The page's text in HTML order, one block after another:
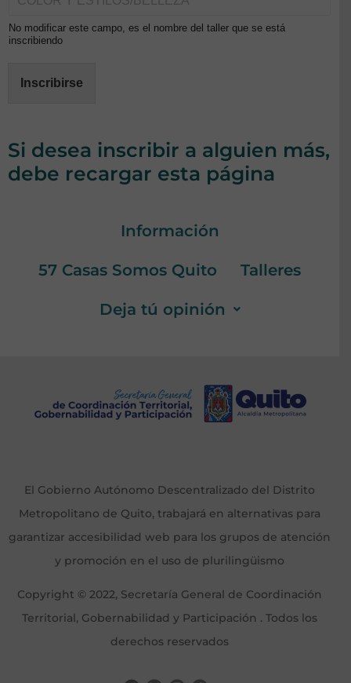
No modificar este campo, es el nombre del taller que se está
inscribiendo
Inscribirse
Si desea inscribir a alguien más,
debe recargar esta página
Información
57 Casas Somos Quito Talleres
Deja tú opinión
El Gobierno Autónomo Descentralizado del Distrito
Metropolitano de Quito, trabajará en alternativas para
garantizar accesibilidad web para los grupos de atención
y promoción en el uso de plurilingüismo
Copyright © 2022, Secretaría General de Coordinación
Territorial, Gobernabilidad y Participación . Todos los
derechos reservados